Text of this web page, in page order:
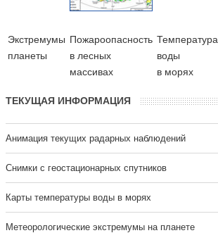
Экстремумы
планеты
Пожароопасность
в лесных
массивах
Температура
воды
в морях
ТЕКУЩАЯ ИНФОРМАЦИЯ
Анимация текущих радарных наблюдений
Cнимки с геостационарных спутников
Карты температуры воды в морях
Метеорологические экстремумы на планете